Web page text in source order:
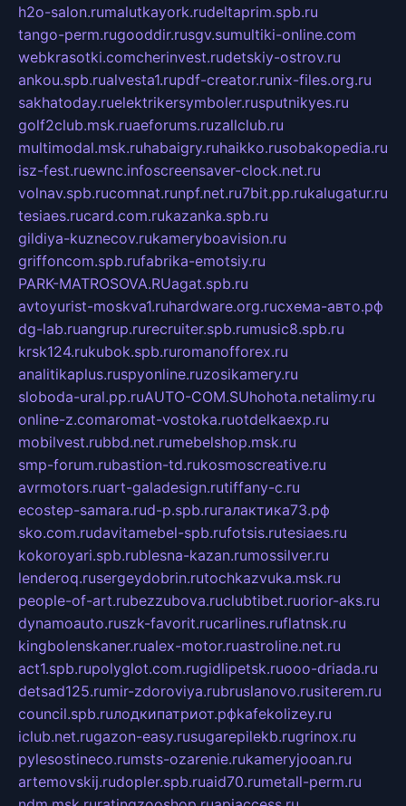
h2o-salon.rumalutkayork.rudeltaprim.spb.ru
tango-perm.rugooddir.rusgv.sumultiki-online.com
webkrasotki.comcherinvest.rudetskiy-ostrov.ru
ankou.spb.rualvesta1.rupdf-creator.runix-files.org.ru
sakhatoday.ruelektrikersymboler.rusputnikyes.ru
golf2club.msk.ruaeforums.ruzallclub.ru
multimodal.msk.ruhabaigry.ruhaikko.rusobakopedia.ru
isz-fest.ruewnc.infoscreensaver-clock.net.ru
volnav.spb.rucomnat.runpf.net.ru7bit.pp.rukalugatur.ru
tesiaes.rucard.com.rukazanka.spb.ru
gildiya-kuznecov.rukameryboavision.ru
griffoncom.spb.rufabrika-emotsiy.ru
PARK-MATROSOVA.RUagat.spb.ru
avtoyurist-moskva1.ruhardware.org.ruсхема-авто.рф
dg-lab.ruangrup.rurecruiter.spb.rumusic8.spb.ru
krsk124.rukubok.spb.ruromanofforex.ru
analitikaplus.ruspyonline.ruzosikamery.ru
sloboda-ural.pp.ruAUTO-COM.SUhohota.netalimy.ru
online-z.comaromat-vostoka.ruotdelkaexp.ru
mobilvest.rubbd.net.rumebelshop.msk.ru
smp-forum.rubastion-td.rukosmoscreative.ru
avrmotors.ruart-galadesign.rutiffany-c.ru
ecostep-samara.rud-p.spb.ruгалактика73.рф
sko.com.rudavitamebel-spb.rufotsis.rutesiaes.ru
kokoroyari.spb.rublesna-kazan.rumossilver.ru
lenderoq.rusergeydobrin.rutochkazvuka.msk.ru
people-of-art.rubezzubova.ruclubtibet.ruorior-aks.ru
dynamoauto.ruszk-favorit.rucarlines.ruflatnsk.ru
kingbolenskaner.rualex-motor.ruastroline.net.ru
act1.spb.rupolyglot.com.rugidlipetsk.ruooo-driada.ru
detsad125.rumir-zdoroviya.rubruslanovo.rusiterem.ru
council.spb.ruлодкипатриот.рфkafekolizey.ru
iclub.net.rugazon-easy.rusugarepilekb.rugrinox.ru
pylesostineco.rumsts-ozarenie.rukameryjooan.ru
artemovskij.rudopler.spb.ruaid70.rumetall-perm.ru